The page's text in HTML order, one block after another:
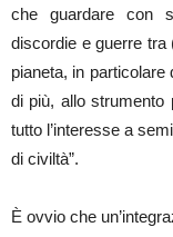
che guardare con
discordie e guerre tra
pianeta, in particolare
di più, allo strumento
tutto l’interesse a
di civiltà”.
È ovvio che